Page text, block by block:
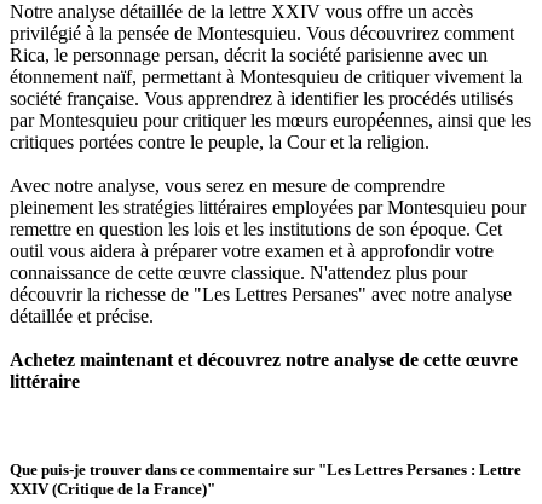
Notre analyse détaillée de la lettre XXIV vous offre un accès
privilégié à la pensée de Montesquieu. Vous découvrirez comment
Rica, le personnage persan, décrit la société parisienne avec un
étonnement naïf, permettant à Montesquieu de critiquer vivement la
société française. Vous apprendrez à identifier les procédés utilisés
par Montesquieu pour critiquer les mœurs européennes, ainsi que les
critiques portées contre le peuple, la Cour et la religion.
Avec notre analyse, vous serez en mesure de comprendre
pleinement les stratégies littéraires employées par Montesquieu pour
remettre en question les lois et les institutions de son époque. Cet
outil vous aidera à préparer votre examen et à approfondir votre
connaissance de cette œuvre classique. N'attendez plus pour
découvrir la richesse de "Les Lettres Persanes" avec notre analyse
détaillée et précise.
Achetez maintenant et découvrez notre analyse de cette œuvre
littéraire
Que puis-je trouver dans ce commentaire sur "Les Lettres Persanes : Lettre
XXIV (Critique de la France)"